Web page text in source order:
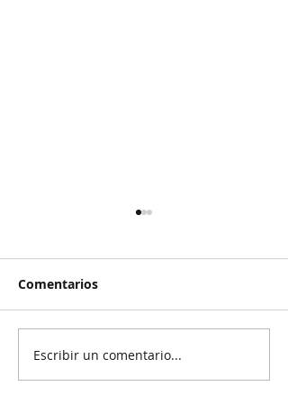
Reanudan
parcialmente
Comentarios
Escribir un comentario...